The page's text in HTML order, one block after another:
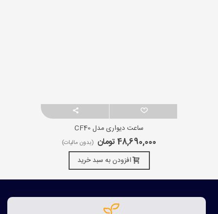
ساعت دیواری مدل CF40
48,690,000 تومان (بدون مالیات)
افزودن به سبد خرید